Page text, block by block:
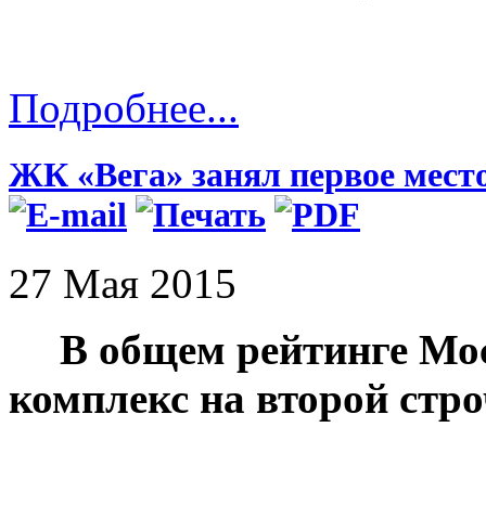
Подробнее...
ЖК «Вега» занял первое
27 Мая 2015
В общем рейтинге
комплекс на второй